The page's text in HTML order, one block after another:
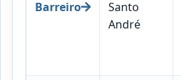
Barreiro
Santo
André